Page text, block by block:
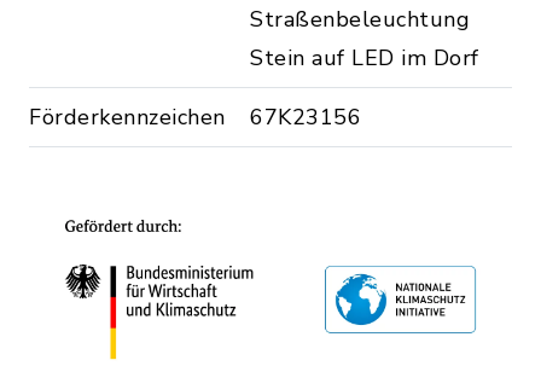
Straßenbeleuchtung
Stein auf LED im Dorf
Förderkennzeichen 67K23156